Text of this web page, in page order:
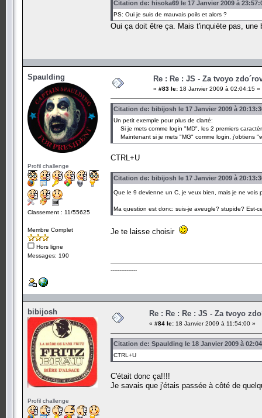
Citation de: hisoka69 le 17 Janvier 2009 à
PS: Oui je suis de mauvais poils et alors ?
Oui ça doit être ça. Mais t'inquiète pas,
Spaulding
Profil challenge
Classement : 11/55625
Membre Complet
Hors ligne
Messages: 190
Re : Re : JS - Za tvoyo
« #83 le: 18 Janvier 2009 à 02:04:15 »
Citation de: bibijosh le 17 Janvier 2009 à
Un petit exemple pour plus de clarté:
Si je mets comme login "MD", les 2 premiers
Maintenant si je mets "MG" comme login, j'obtiens
CTRL+U
Citation de: bibijosh le 17 Janvier 2009 à
Que le 9 devienne un C, je veux bien, mais je ne
Ma question est donc: suis-je aveugle? stupide? Est-
Je te laisse choisir
---------------
bibijosh
Profil challenge
Re : Re : Re : JS - Za tvoyo
« #84 le: 18 Janvier 2009 à 11:54:00 »
Citation de: Spaulding le 18 Janvier 2009 à
CTRL+U
C'était donc ça!!!!
Je savais que j'étais passée à côté de